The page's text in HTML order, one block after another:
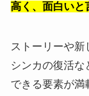
高く、面白いと
ストーリーや新
シンカの復活
できる要素が満